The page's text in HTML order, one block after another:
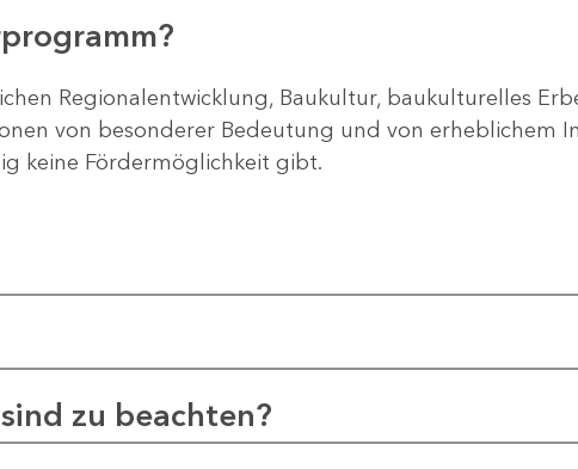
Regionalentwicklung, Baukultur, baukulturelles
von besonderer Bedeutung und von erheblichem
keine Fördermöglichkeit gibt.
zu beachten?